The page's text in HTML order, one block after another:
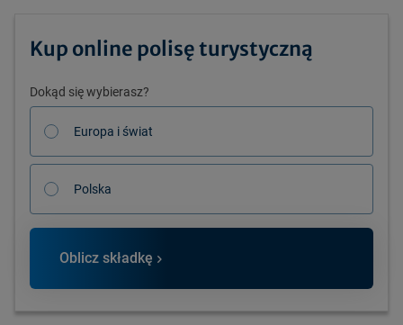
Kup online polisę turystyczną
Dokąd się wybierasz?
Europa i świat
Polska
Oblicz składkę